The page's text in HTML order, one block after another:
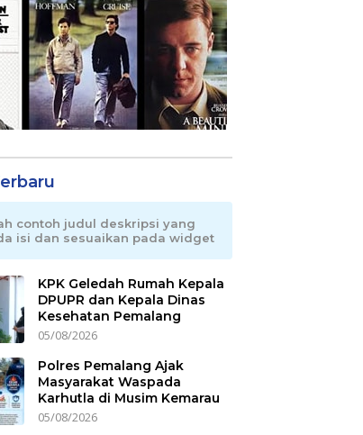
contoh judul deskripsi yang
isi dan sesuaikan pada widget
KPK Geledah Rumah Kepala
DPUPR dan Kepala Dinas
Kesehatan Pemalang
05/08/2026
Polres Pemalang Ajak
Masyarakat Waspada
Karhutla di Musim Kemarau
05/08/2026